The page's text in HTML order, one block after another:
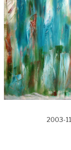
2003-11